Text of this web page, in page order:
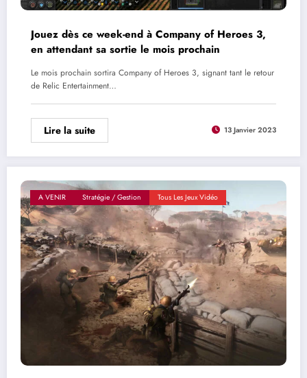
Jouez dès ce week-end à Company of Heroes 3,
en attendant sa sortie le mois prochain
Le mois prochain sortira Company of Heroes 3, signant tant le retour
de Relic Entertainment…
Lire la suite 13 Janvier 2023
A VENIR Stratégie / Gestion Tous Les Jeux Vidéo